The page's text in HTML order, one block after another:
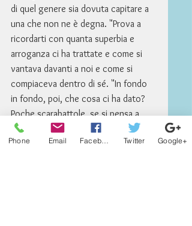
di quel genere sia dovuta capitare a
una che non ne è degna. "Prova a
ricordarti con quanta superbia e
arroganza ci ha trattate e come si
vantava davanti a noi e come si
compiaceva dentro di sé. "In fondo
in fondo, poi, che cosa ci ha dato?
Poche scarabattole, se si pensa a
tutti i tesori che possiede, e a
malincuore per giunta; poi su due
Phone Email Twitter Google+